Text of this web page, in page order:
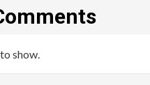
show.